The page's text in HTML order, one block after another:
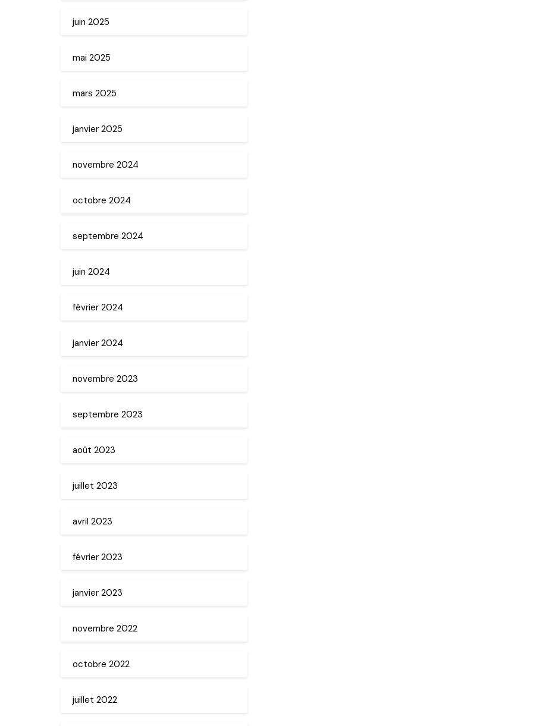
juin 2025
mai 2025
mars 2025
janvier 2025
novembre 2024
octobre 2024
septembre 2024
juin 2024
février 2024
janvier 2024
novembre 2023
septembre 2023
août 2023
juillet 2023
avril 2023
février 2023
janvier 2023
novembre 2022
octobre 2022
juillet 2022